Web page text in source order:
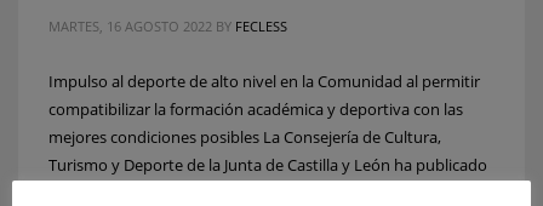
MARTES, 16 AGOSTO 2022 BY FECLESS
Impulso al deporte de alto nivel en la Comunidad al permitir
compatibilizar la formación académica y deportiva con las
mejores condiciones posibles La Consejería de Cultura,
Turismo y Deporte de la Junta de Castilla y León ha publicado